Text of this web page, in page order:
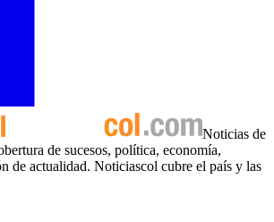
Noticias de
de sucesos, política, economía,
de actualidad. Noticiascol cubre el país y las